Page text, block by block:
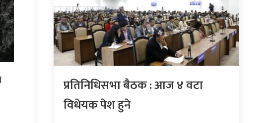
प्रतिनिधिसभा बैठक : आज ४ वटा
विधेयक पेश हुने